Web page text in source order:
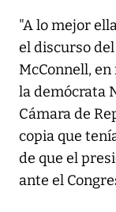
"A lo mejor
el discurso
McConnell,
la demócrata
Cámara de
copia que
de que el
ante el